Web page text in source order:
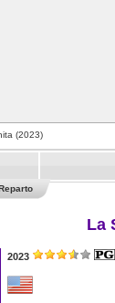
(2023)
La
2023